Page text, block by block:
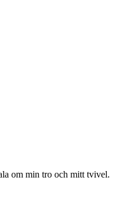
om min tro och mitt tvivel.